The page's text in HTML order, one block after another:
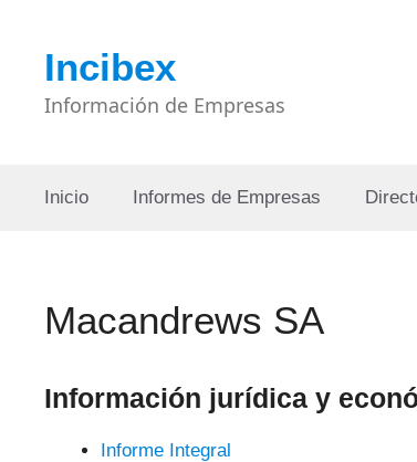
contenidoIncibex
Información de Empresas
Inicio Informes de Empresas
Macandrews SA
Información jurídica y
Informe Integral